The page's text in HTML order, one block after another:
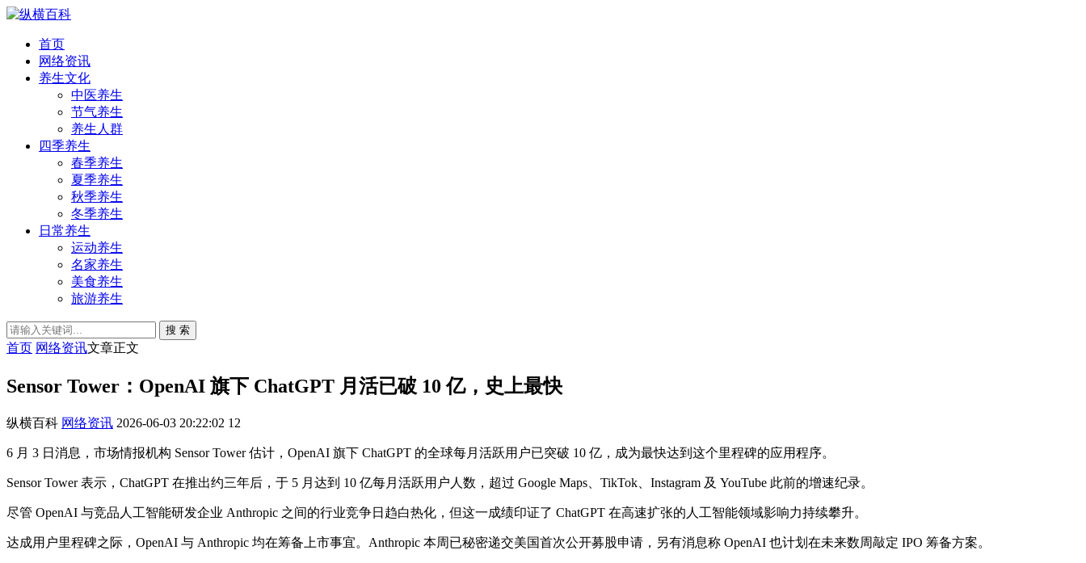
首页
网络资讯
养生文化
中医养生
节气养生
养生人群
四季养生
春季养生
夏季养生
秋季养生
冬季养生
日常养生
运动养生
名家养生
美食养生
旅游养生
搜 索
首页 网络资讯文章正文
Sensor Tower：OpenAI 旗下 ChatGPT 月活已破 10 亿，史上最快
纵横百科 网络资讯 2026-06-03 20:22:02 12
6 月 3 日消息，市场情报机构 Sensor Tower 估计，OpenAI 旗下 ChatGPT 的全球每月活跃用户已突破 10 亿，成为最快达到这个里程碑的应用程序。
Sensor Tower 表示，ChatGPT 在推出约三年后，于 5 月达到 10 亿每月活跃用户人数，超过 Google Maps、TikTok、Instagram 及 YouTube 此前的增速纪录。
尽管 OpenAI 与竞品人工智能研发企业 Anthropic 之间的行业竞争日趋白热化，但这一成绩印证了 ChatGPT 在高速扩张的人工智能领域影响力持续攀升。
达成用户里程碑之际，OpenAI 与 Anthropic 均在筹备上市事宜。Anthropic 本周已秘密递交美国首次公开募股申请，另有消息称 OpenAI 也计划在未来数周敲定 IPO 筹备方案。